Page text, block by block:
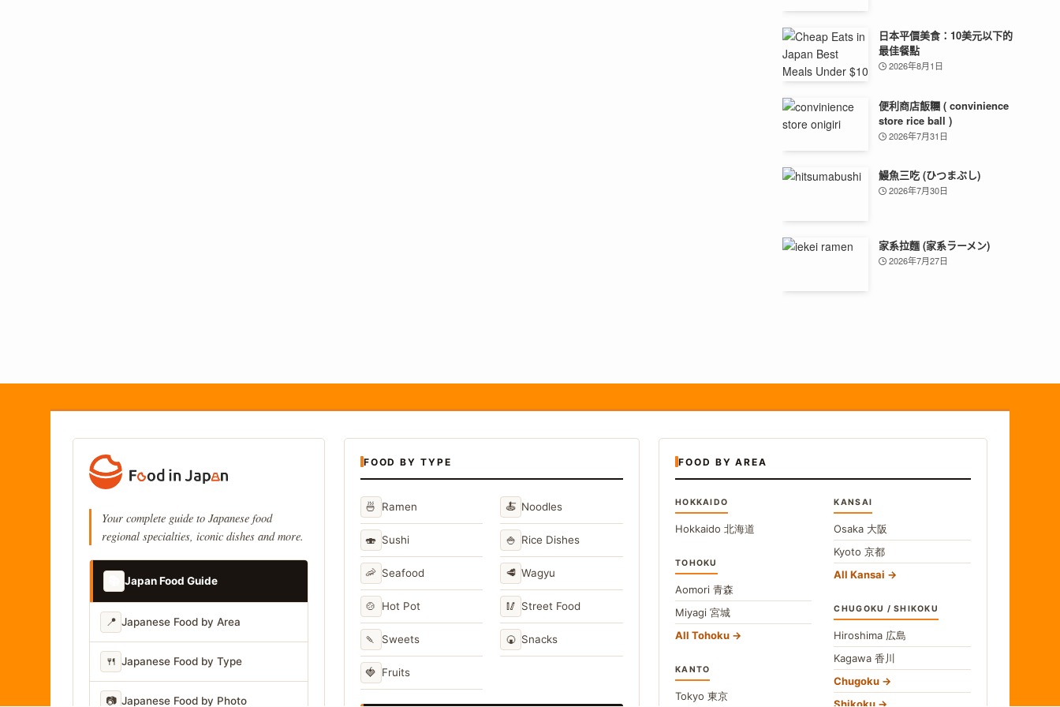
日本平價美食：10美元以下的
最佳餐點
2026年8月1日
便利商店飯糰 ( convinience
store rice ball )
2026年7月31日
鰻魚三吃 (ひつまぶし)
2026年7月30日
家系拉麵 (家系ラーメン)
2026年7月27日
Your complete guide to Japanese food
regional specialties, iconic dishes and more.
Japan Food Guide
📍 Japanese Food by Area
🍴 Japanese Food by Type
📷 Japanese Food by Photo
FOOD BY TYPE
🍜 Ramen 🍝 Noodles
🍣 Sushi 🍚 Rice Dishes
🦐 Seafood 🥩 Wagyu
🍲 Hot Pot 🥢 Street Food
🍡 Sweets 🍘 Snacks
🍓 Fruits
FOOD BY AREA
HOKKAIDO
Hokkaido 北海道
TOHOKU
Aomori 青森
Miyagi 宮城
All Tohoku
KANTO
Tokyo 東京
KANSAI
Osaka 大阪
Kyoto京都
All Kansai
CHUGOKU / SHIKOKU
Hiroshima 広島
Kagawa香川
Chugoku
Shikoku